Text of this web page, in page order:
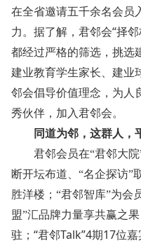
在全省邀请五千余名会员
力。据了解，君邻会“择
都经过严格的筛选，挑选
建业教育学生家长、建业
邻会倡导价值理念，为人
秀伙伴，加入君邻会。
同道为邻，这群人，
君邻会员在“君邻大
断开坛布道、“名企探访”
胜洋楼；“君邻智库”为会
盟”汇品牌力量享共赢之
驻； “君邻Talk”4期17位嘉